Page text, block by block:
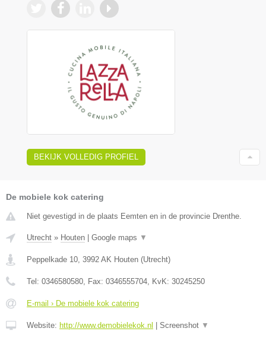
BEKIJK VOLLEDIG PROFIEL
De mobiele kok catering
Niet gevestigd in de plaats Eemten en in de provincie Drenthe.
Utrecht » Houten | Google maps ▼
Peppelkade 10 3992 AK Houten (Utrecht)
Tel: 0346580580 , Fax: 0346555704 , KvK: 30245250
E-mail › De mobiele kok catering
Website: http://www.demobielekok.nl | Screenshot ▼